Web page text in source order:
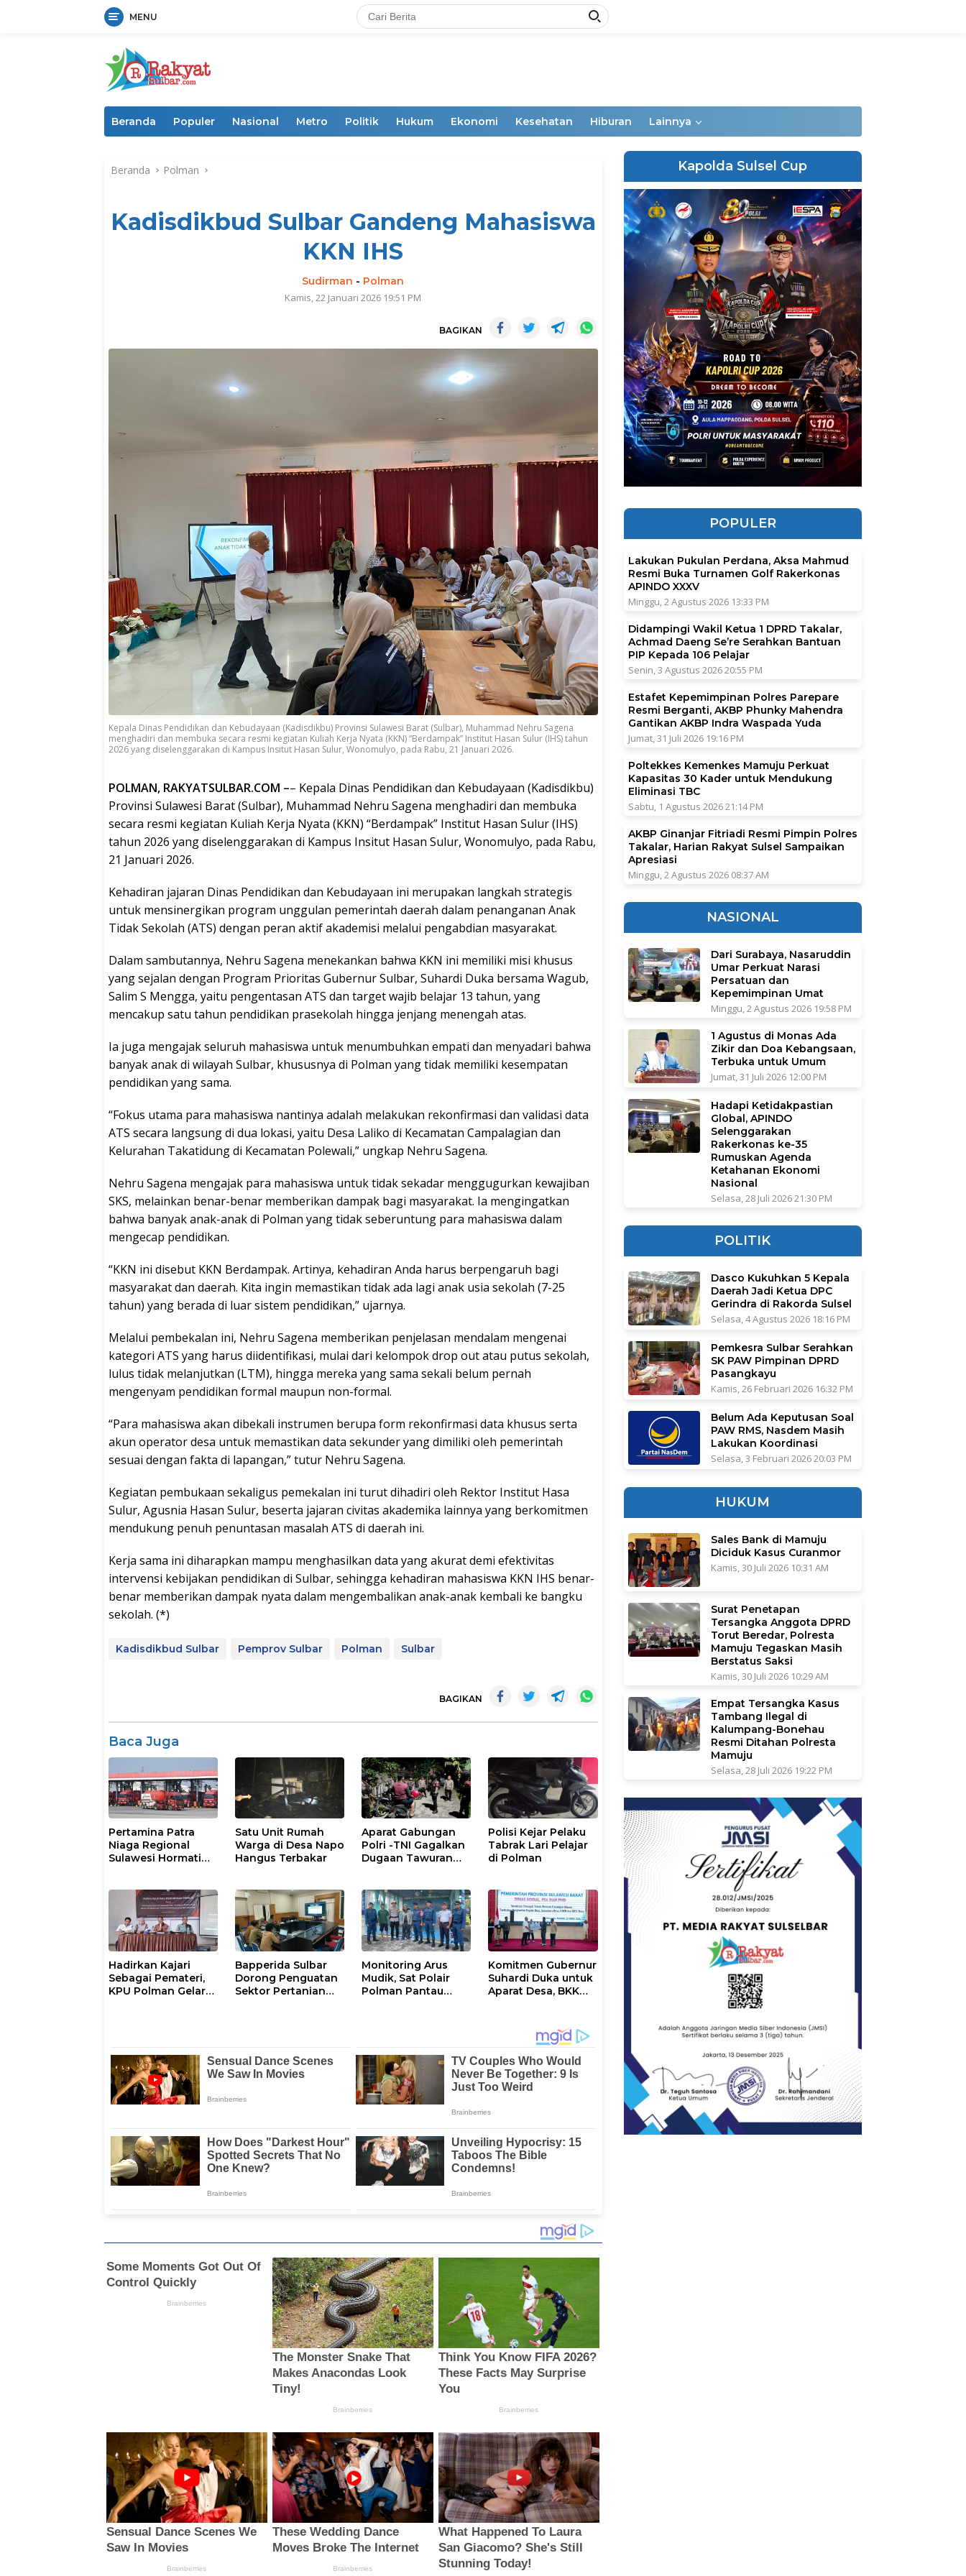
MENU
Beranda Populer Nasional Metro Politik Hukum Ekonomi Kesehatan Hiburan Lainnya
Beranda Polman
Kadisdikbud Sulbar Gandeng Mahasiswa
KKN IHS
Sudirman - Polman
Kamis, 22 Januari 2026 19:51 PM
BAGIKAN
Kepala Dinas Pendidikan dan Kebudayaan (Kadisdikbu) Provinsi Sulawesi Barat (Sulbar), Muhammad Nehru Sagena
menghadiri dan membuka secara resmi kegiatan Kuliah Kerja Nyata (KKN) “Berdampak” Institut Hasan Sulur (IHS) tahun
2026 yang diselenggarakan di Kampus Insitut Hasan Sulur, Wonomulyo, pada Rabu, 21 Januari 2026.
POLMAN, RAKYATSULBAR.COM –– Kepala Dinas Pendidikan dan Kebudayaan (Kadisdikbu)
Provinsi Sulawesi Barat (Sulbar), Muhammad Nehru Sagena menghadiri dan membuka
secara resmi kegiatan Kuliah Kerja Nyata (KKN) “Berdampak” Institut Hasan Sulur (IHS)
tahun 2026 yang diselenggarakan di Kampus Insitut Hasan Sulur, Wonomulyo, pada Rabu,
21 Januari 2026.
Kehadiran jajaran Dinas Pendidikan dan Kebudayaan ini merupakan langkah strategis
untuk mensinergikan program unggulan pemerintah daerah dalam penanganan Anak
Tidak Sekolah (ATS) dengan peran aktif akademisi melalui pengabdian masyarakat.
Dalam sambutannya, Nehru Sagena menekankan bahwa KKN ini memiliki misi khusus
yang sejalan dengan Program Prioritas Gubernur Sulbar, Suhardi Duka bersama Wagub,
Salim S Mengga, yaitu pengentasan ATS dan target wajib belajar 13 tahun, yang
mencakup satu tahun pendidikan prasekolah hingga jenjang menengah atas.
Ia juga mengajak seluruh mahasiswa untuk menumbuhkan empati dan menyadari bahwa
banyak anak di wilayah Sulbar, khususnya di Polman yang tidak memiliki kesempatan
pendidikan yang sama.
“Fokus utama para mahasiswa nantinya adalah melakukan rekonfirmasi dan validasi data
ATS secara langsung di dua lokasi, yaitu Desa Laliko di Kecamatan Campalagian dan
Kelurahan Takatidung di Kecamatan Polewali,” ungkap Nehru Sagena.
Nehru Sagena mengajak para mahasiswa untuk tidak sekadar menggugurkan kewajiban
SKS, melainkan benar-benar memberikan dampak bagi masyarakat. Ia mengingatkan
bahwa banyak anak-anak di Polman yang tidak seberuntung para mahasiswa dalam
mengecap pendidikan.
“KKN ini disebut KKN Berdampak. Artinya, kehadiran Anda harus berpengaruh bagi
masyarakat dan daerah. Kita ingin memastikan tidak ada lagi anak usia sekolah (7-25
tahun) yang berada di luar sistem pendidikan,” ujarnya.
Melalui pembekalan ini, Nehru Sagena memberikan penjelasan mendalam mengenai
kategori ATS yang harus diidentifikasi, mulai dari kelompok drop out atau putus sekolah,
lulus tidak melanjutkan (LTM), hingga mereka yang sama sekali belum pernah
mengenyam pendidikan formal maupun non-formal.
“Para mahasiswa akan dibekali instrumen berupa form rekonfirmasi data khusus serta
akun operator desa untuk memastikan data sekunder yang dimiliki oleh pemerintah
sesuai dengan fakta di lapangan,” tutur Nehru Sagena.
Kegiatan pembukaan sekaligus pemekalan ini turut dihadiri oleh Rektor Institut Hasa
Sulur, Agusnia Hasan Sulur, beserta jajaran civitas akademika lainnya yang berkomitmen
mendukung penuh penuntasan masalah ATS di daerah ini.
Kerja sama ini diharapkan mampu menghasilkan data yang akurat demi efektivitas
intervensi kebijakan pendidikan di Sulbar, sehingga kehadiran mahasiswa KKN IHS benar-
benar memberikan dampak nyata dalam mengembalikan anak-anak kembali ke bangku
sekolah. (*)
Kadisdikbud Sulbar Pemprov Sulbar Polman Sulbar
BAGIKAN
Baca Juga
Pertamina Patra
Niaga Regional
Sulawesi Hormati
Operasional di
Polman
Satu Unit Rumah
Warga di Desa Napo
Hangus Terbakar
Aparat Gabungan
Polri -TNI Gagalkan
Dugaan Tawuran
Polisi Kejar Pelaku
Tabrak Lari Pelajar
di Polman
Hadirkan Kajari
Sebagai Pemateri,
KPU Polman Gelar
Bapperida Sulbar
Dorong Penguatan
Sektor Pertanian
Monitoring Arus
Mudik, Sat Polair
Polman Pantau
Komitmen Gubernur
Suhardi Duka untuk
Aparat Desa, BKK
Kapolda Sulsel Cup
POPULER
Lakukan Pukulan Perdana, Aksa Mahmud
Resmi Buka Turnamen Golf Rakerkonas
APINDO XXXV
Minggu, 2 Agustus 2026 13:33 PM
Didampingi Wakil Ketua 1 DPRD Takalar,
Achmad Daeng Se’re Serahkan Bantuan
PIP Kepada 106 Pelajar
Senin, 3 Agustus 2026 20:55 PM
Estafet Kepemimpinan Polres Parepare
Resmi Berganti, AKBP Phunky Mahendra
Gantikan AKBP Indra Waspada Yuda
Jumat, 31 Juli 2026 19:16 PM
Poltekkes Kemenkes Mamuju Perkuat
Kapasitas 30 Kader untuk Mendukung
Eliminasi TBC
Sabtu, 1 Agustus 2026 21:14 PM
AKBP Ginanjar Fitriadi Resmi Pimpin Polres
Takalar, Harian Rakyat Sulsel Sampaikan
Apresiasi
Minggu, 2 Agustus 2026 08:37 AM
NASIONAL
Dari Surabaya, Nasaruddin
Umar Perkuat Narasi
Persatuan dan
Kepemimpinan Umat
Minggu, 2 Agustus 2026 19:58 PM
1 Agustus di Monas Ada
Zikir dan Doa Kebangsaan,
Terbuka untuk Umum
Jumat, 31 Juli 2026 12:00 PM
Hadapi Ketidakpastian
Global, APINDO
Selenggarakan
Rakerkonas ke-35
Rumuskan Agenda
Ketahanan Ekonomi
Nasional
Selasa, 28 Juli 2026 21:30 PM
POLITIK
Dasco Kukuhkan 5 Kepala
Daerah Jadi Ketua DPC
Gerindra di Rakorda Sulsel
Selasa, 4 Agustus 2026 18:16 PM
Pemkesra Sulbar Serahkan
SK PAW Pimpinan DPRD
Pasangkayu
Kamis, 26 Februari 2026 16:32 PM
Belum Ada Keputusan Soal
PAW RMS, Nasdem Masih
Lakukan Koordinasi
Selasa, 3 Februari 2026 20:03 PM
HUKUM
Sales Bank di Mamuju
Diciduk Kasus Curanmor
Kamis, 30 Juli 2026 10:31 AM
Surat Penetapan
Tersangka Anggota DPRD
Torut Beredar, Polresta
Mamuju Tegaskan Masih
Berstatus Saksi
Kamis, 30 Juli 2026 10:29 AM
Empat Tersangka Kasus
Tambang Ilegal di
Kalumpang-Bonehau
Resmi Ditahan Polresta
Mamuju
Selasa, 28 Juli 2026 19:22 PM